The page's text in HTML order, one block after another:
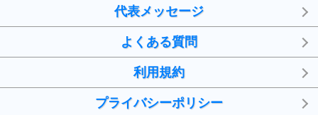
代表メッセージ
よくある質問
利用規約
プライバシーポリシー